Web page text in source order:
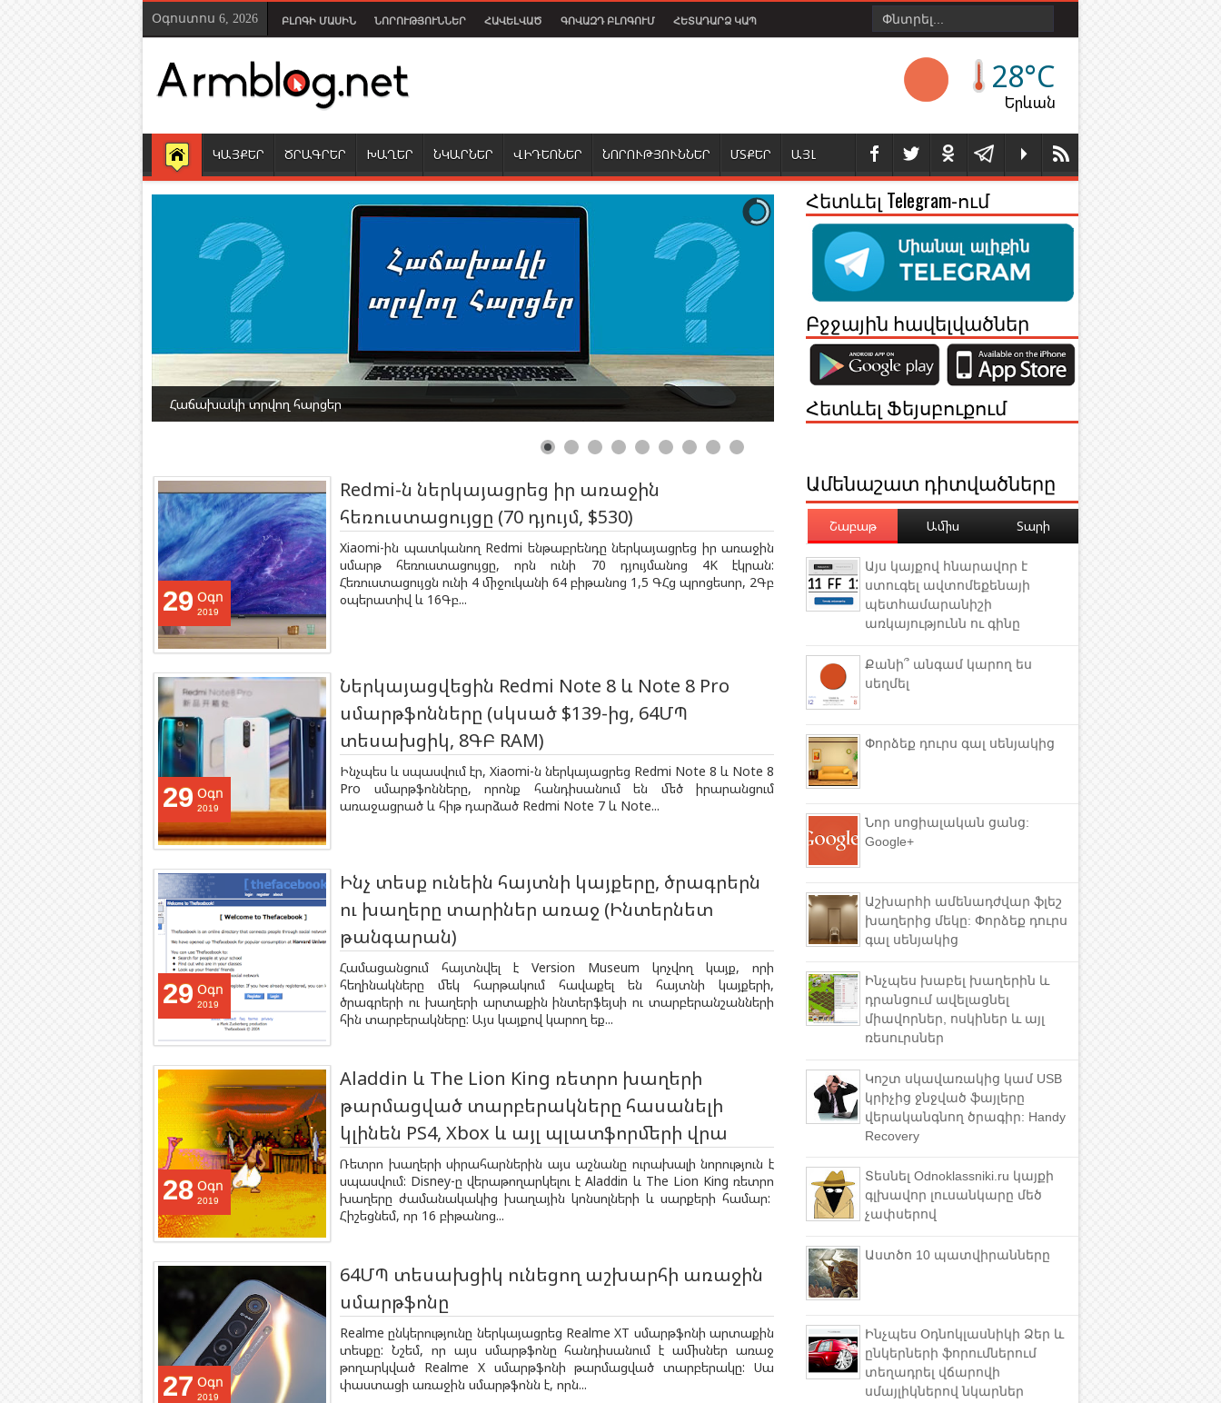
Օգոստոս 6, 2026 ԲԼՈԳԻ ՄԱՍԻՆ ՆՈՐՈՒԹՅՈՒՆՆԵՐ ՀԱՎԵԼՎԱԾ ԳՈՎԱԶԴ ԲԼՈԳՈՒՄ ՀԵՏԱԴԱՐՁ ԿԱՊ
28°C
Երևան
ԿԱՅՔԵՐ ԾՐԱԳՐԵՐ ԽԱՂԵՐ ՆԿԱՐՆԵՐ ՎԻԴԵՈՆԵՐ ՆՈՐՈՒԹՅՈՒՆՆԵՐ ՄՏՔԵՐ ԱՅԼ
Հաճախակի տրվող հարցեր
29 Օգո
2019
Redmi-ն ներկայացրեց իր առաջին
հեռուստացույցը (70 դյույմ, $530)
Xiaomi-ին պատկանող Redmi ենթաբրենդը ներկայացրեց իր առաջին
սմարթ հեռուստացույցը, որն ունի 70 դյույմանոց 4K էկրան:
Հեռուստացույցն ունի 4 միջուկանի 64 բիթանոց 1,5 ԳՀց պրոցեսոր, 2Գբ
օպերատիվ և 16Գբ...
29 Օգո
2019
Ներկայացվեցին Redmi Note 8 և Note 8 Pro
սմարթֆոնները (սկսած $139-ից, 64ՄՊ
տեսախցիկ, 8ԳԲ RAM)
Ինչպես և սպասվում էր, Xiaomi-ն ներկայացրեց Redmi Note 8 և Note 8
Pro սմարթֆոնները, որոնք հանդիսանում են մեծ իրարանցում
առաջացրած և հիթ դարձած Redmi Note 7 և Note...
29 Օգո
2019
Ինչ տեսք ունեին հայտնի կայքերը, ծրագրերն
ու խաղերը տարիներ առաջ (Ինտերնետ
թանգարան)
Համացանցում հայտնվել է Version Museum կոչվող կայք, որի
հեղինակները մեկ հարթակում հավաքել են հայտնի կայքերի,
ծրագրերի ու խաղերի արտաքին ինտերֆեյսի ու տարբերանշանների
հին տարբերակները: Այս կայքով կարող եք...
28 Օգո
2019
Aladdin և The Lion King ռետրո խաղերի
թարմացված տարբերակները հասանելի
կլինեն PS4, Xbox և այլ պլատֆորմերի վրա
Ռետրո խաղերի սիրահարներին այս աշնանը ուրախալի նորություն է
սպասվում: Disney-ը վերաթողարկելու է Aladdin և The Lion King ռետրո
խաղերը ժամանակակից խաղային կոնսոլների և սարքերի համար:
Հիշեցնեմ, որ 16 բիթանոց...
27 Օգո
2019
64ՄՊ տեսախցիկ ունեցող աշխարհի առաջին
սմարթֆոնը
Realme ընկերությունը ներկայացրեց Realme XT սմարթֆոնի արտաքին
տեսքը: Նշեմ, որ այս սմարթֆոնը հանդիսանում է ամիսներ առաջ
թողարկված Realme X սմարթֆոնի թարմացված տարբերակը: Սա
փաստացի առաջին սմարթֆոնն է, որն...
Հետևել Telegram-ում
Բջջային հավելվածներ
Հետևել Ֆեյսբուքում
Ամենաշատ դիտվածները
Շաբաթ Ամիս Տարի
Այս կայքով հնարավոր է
ստուգել ավտոմեքենայի
պետհամարանիշի
առկայությունն ու գինը
Քանի՞ անգամ կարող ես
սեղմել
Փորձեք դուրս գալ սենյակից
Նոր սոցիալական ցանց:
Google+
Աշխարհի ամենադժվար ֆլեշ
խաղերից մեկը: Փորձեք դուրս
գալ սենյակից
Ինչպես խաբել խաղերին և
դրանցում ավելացնել
միավորներ, ոսկիներ և այլ
ռեսուրսներ
Կոշտ սկավառակից կամ USB
կրիչից ջնջված ֆայլերը
վերականգնող ծրագիր: Handy
Recovery
Տեսնել Odnoklassniki.ru կայքի
գլխավոր լուսանկարը մեծ
չափսերով
Աստծո 10 պատվիրանները
Ինչպես Օդնոկլասնիկի Ձեր և
ընկերների ֆորումներում
տեղադրել վճարովի
սմայլիկներով նկարներ